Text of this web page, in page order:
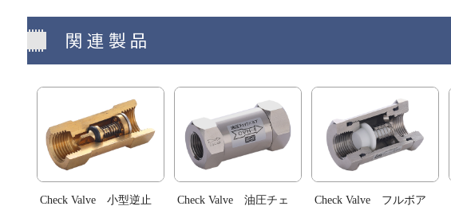
関連製品
Check Valve 小型逆止
Check Valve 油圧チェ
Check Valve フルボア